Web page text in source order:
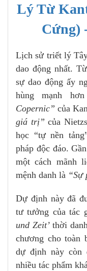
Lý Từ
Cứng)
Lịch sử triết lý
dao động nhất.
sự dao động ấy
hùng mạnh
Copernic” của
giá trị” của
học “tự nền
pháp độc đáo.
một cách mãnh
mệnh danh là “Sự
Dự định này đã
tư tưởng của tác
und Zeit’thời
chương cho toàn
dự định này
nhiều tác phẩm